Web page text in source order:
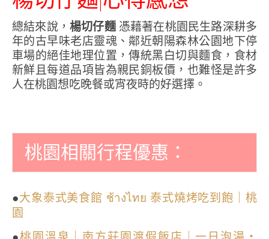
總結來說， 楊切仔麵憑藉著在桃園民生路深耕多
年的古早味老店靈魂、鄰近朝陽森林公園地下停
車場的絕佳地理位置，傳統黑白切與麵食，食材
新鮮且每道品項皆為親民銅板價，也難怪是許多
人在桃園想吃晚餐或宵夜時的好選擇。
桃園相關行程優惠：
●大象泰式美食館 ช้างไทย 泰式燒烤吃到飽｜桃
園